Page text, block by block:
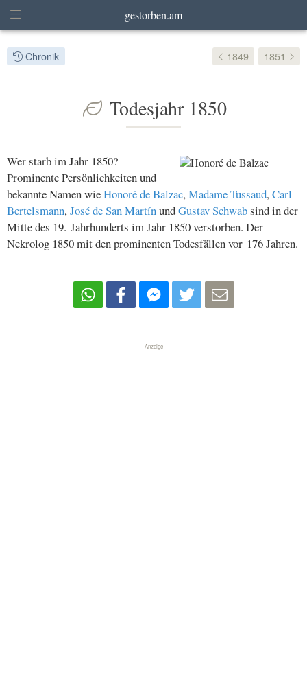
gestorben.am
Chronik 1849 1851
Todesjahr 1850
Wer starb im Jahr 1850?
Prominente Persönlichkeiten und
bekannte Namen wieHonoré de Balzac,Madame Tussaud,Carl
Bertelsmann,José de San MartínundGustav Schwabsind in der
Mitte des 19. Jahrhunderts im Jahr 1850 verstorben. Der
Nekrolog 1850 mit den prominenten Todesfällen vor 176 Jahren.